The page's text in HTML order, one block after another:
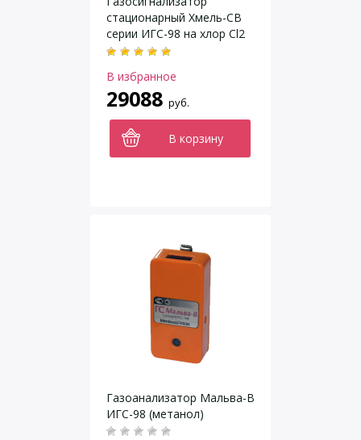
стационарный Хмель-СВ
серии ИГС-98 на хлор Cl2
исполнение 011
В избранное
29088 руб.
В корзину
Газоанализатор Мальва-В
ИГС-98 (метанол)